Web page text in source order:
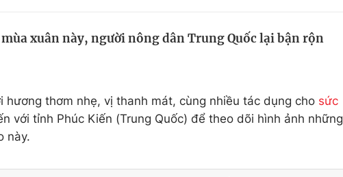
sống
Thị trường
xuân này, người nông dân Trung Quốc lại bận rộn
hương thơm nhẹ, vị thanh mát, cùng nhiều tác dụng cho sức
với tỉnh Phúc Kiến (Trung Quốc) để theo dõi hình ảnh những
này.